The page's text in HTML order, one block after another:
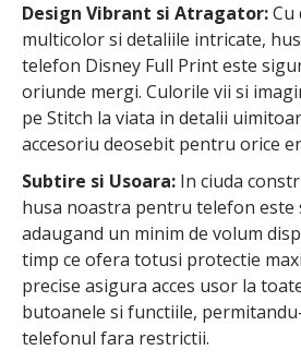
Design Vibrant si Atragator:Cu
multicolor si detaliile intricate,
telefon Disney Full Print este
oriunde mergi. Culorile vii si
pe Stitch la viata in detalii
accesoriu deosebit pentru orice
Subtire si Usoara: In ciuda
husa noastra pentru telefon este
adaugand un minim de volum
timp ce ofera totusi protectie
precise asigura acces usor la
butoanele si functiile,
telefonul fara restrictii.